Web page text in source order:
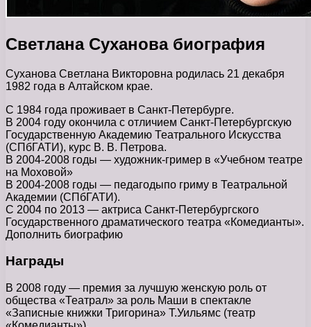
Светлана Суханова биография
Суханова Светлана Викторовна родилась 21 декабря
1982 года в Алтайском крае.
С 1984 года проживает в Санкт-Петербурге.
В 2004 году окончила с отличием Санкт-Петербургскую
Государственную Академию Театрального Искусства
(СПбГАТИ), курс В. В. Петрова.
В 2004-2008 годы — художник-гример в «Учебном театре
на Моховой»
В 2004-2008 годы — педагодыпо гриму в Театральной
Академии (СПбГАТИ).
С 2004 по 2013 — актриса Санкт-Петербургского
Государственного драматического театра «Комедианты».
Дополнить биографию
Награды
В 2008 году — премия за лучшую женскую роль от
общества «Театрал» за роль Маши в спектакле
«Записные книжки Тригорина» Т.Уильямс (театр